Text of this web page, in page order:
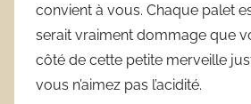
convient à vous. Chaque palet
serait vraiment dommage que
côté de cette petite merveille
vous n’aimez pas l’acidité.